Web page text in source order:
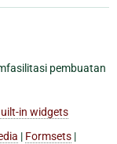
pembuatan
in widgets
| Formsets |